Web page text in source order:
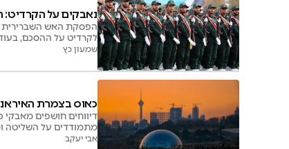
נאבקים על
הפסקת האש השברירית
לקרדיט על ההסכם,
שמעון כץ
כאוס בצמרת
דיווחים חושפים
מתמודדים על השליטה
אבי יעקב